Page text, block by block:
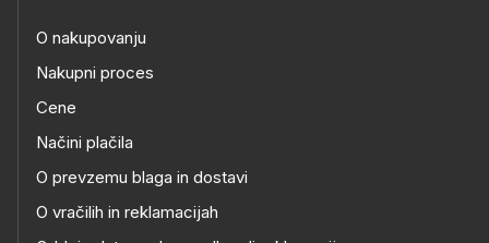
O nakupovanju
Nakupni proces
Cene
Načini plačila
O prevzemu blaga in dostavi
O vračilih in reklamacijah